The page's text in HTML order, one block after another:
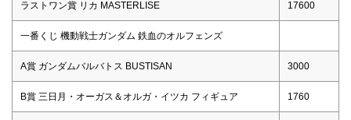
ラストワン賞 リカ MASTERLISE 17600
一番くじ 機動戦士ガンダム 鉄血のオルフェンズ
A賞 ガンダムバルバトス BUSTISAN 3000
B賞 三日月・オーガス＆オルガ・イツカ フィギュア 1760